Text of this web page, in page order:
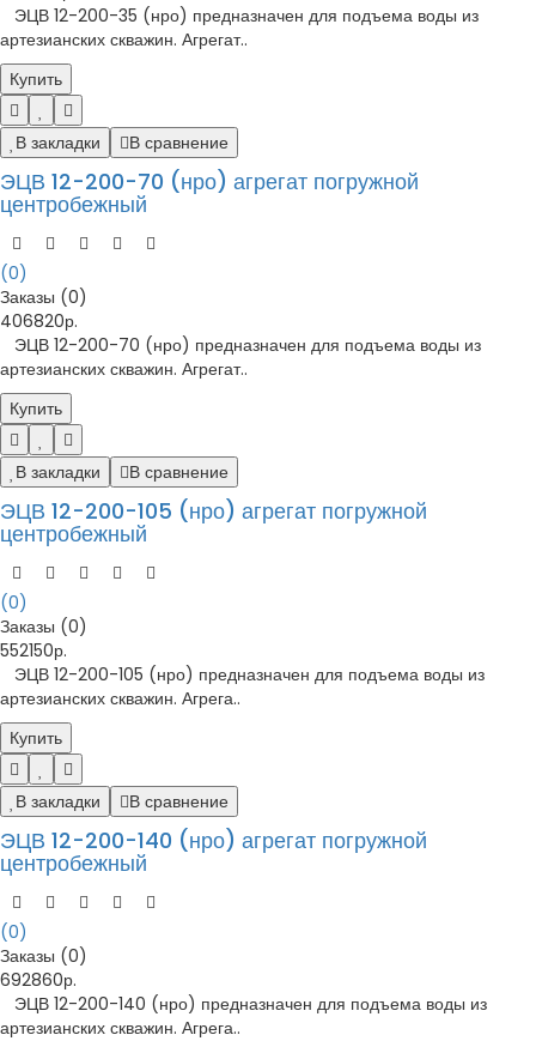
ЭЦВ 12-200-35 (нро) предназначен для подъема воды из
артезианских скважин. Агрегат..
Купить
В закладки В сравнение
ЭЦВ 12-200-70 (нро) агрегат погружной
центробежный
(0)
Заказы (0)
406820р.
ЭЦВ 12-200-70 (нро) предназначен для подъема воды из
артезианских скважин. Агрегат..
Купить
В закладки В сравнение
ЭЦВ 12-200-105 (нро) агрегат погружной
центробежный
(0)
Заказы (0)
552150р.
ЭЦВ 12-200-105 (нро) предназначен для подъема воды из
артезианских скважин. Агрега..
Купить
В закладки В сравнение
ЭЦВ 12-200-140 (нро) агрегат погружной
центробежный
(0)
Заказы (0)
692860р.
ЭЦВ 12-200-140 (нро) предназначен для подъема воды из
артезианских скважин. Агрега..